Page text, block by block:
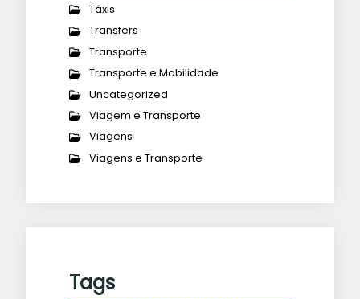
Táxis
Transfers
Transporte
Transporte e Mobilidade
Uncategorized
Viagem e Transporte
Viagens
Viagens e Transporte
Tags